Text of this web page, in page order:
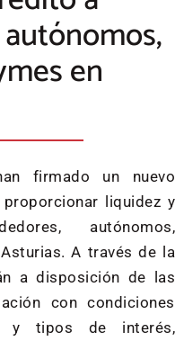
en
firmado un nuevo
liquidez y
autónomos,
A través de la
a disposición de las
con condiciones
y tipos de interés,